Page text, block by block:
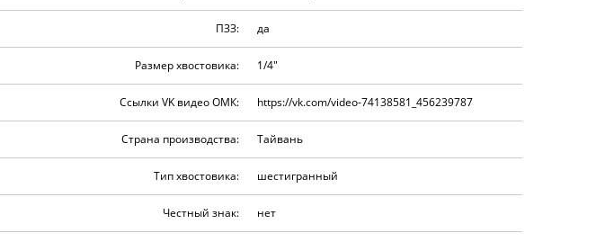
ПЗЗ: да
Размер хвостовика:
1/4"
Ссылки VK видео ОМК: https://vk.com/video-74138581_456239787
Страна производства: Тайвань
Тип хвостовика: шестигранный
Честный знак: нет